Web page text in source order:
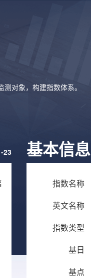
对象，构建指数体系。
23 基本信息
指数名称
英文名称
指数类型
基日
基点